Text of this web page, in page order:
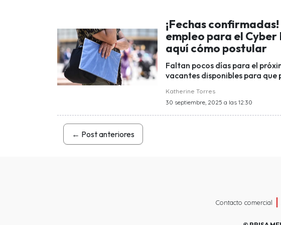
¡Fechas
empleo para el Cyber
aquí cómo postular
Faltan pocos días para el
vacantes disponibles para que
Katherine Torres
30 septiembre, 2025 a las 12:30
← Post anteriores
Contacto comercial